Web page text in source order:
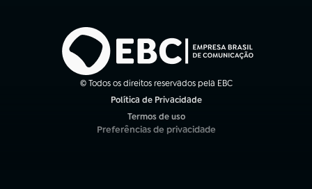
© Todos os direitos reservados pela EBC
Política de Privacidade
Termos de uso
(abre em nova aba)
Preferências de privacidade